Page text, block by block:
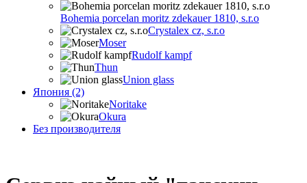
Bohemia porcelan moritz zdekauer 1810, s.r.o
Crystalex cz, s.r.o
Moser
Rudolf kampf
Thun
Union glass
Япония (2)
Noritake
Okura
Без производителя